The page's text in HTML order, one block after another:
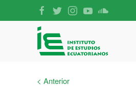
< Anterior